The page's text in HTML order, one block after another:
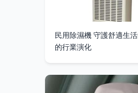
民用除濕機 守護舒適生
的行業演化